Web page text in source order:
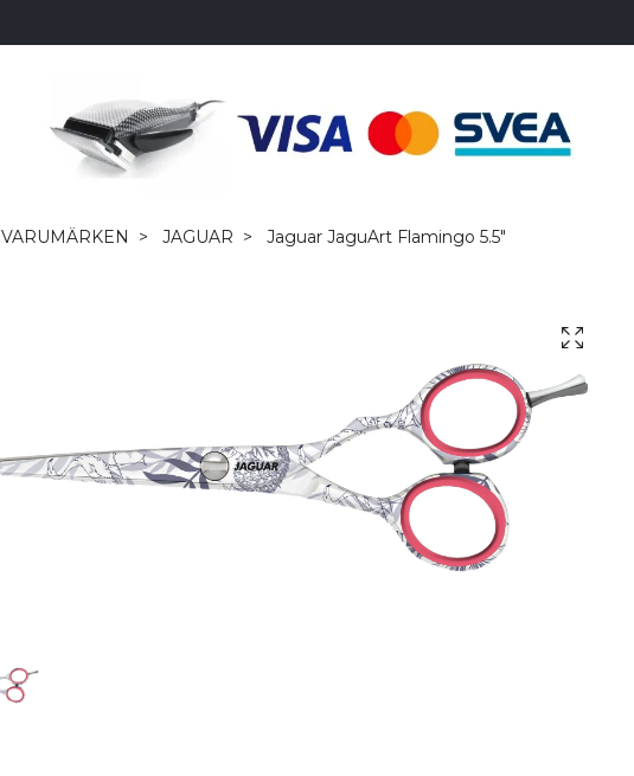
VARUMÄRKEN JAGUAR Jaguar JaguArt Flamingo 5.5"